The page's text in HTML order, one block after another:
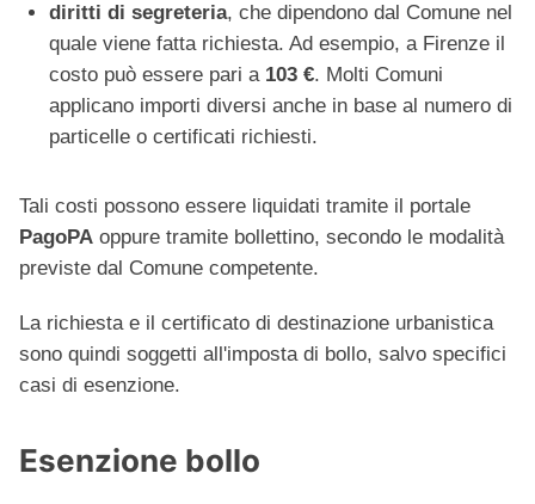
diritti di segreteria, che dipendono dal Comune nel
quale viene fatta richiesta. Ad esempio, a Firenze il
costo può essere pari a 103 €. Molti Comuni
applicano importi diversi anche in base al numero di
particelle o certificati richiesti.
Tali costi possono essere liquidati tramite il portale
PagoPA oppure tramite bollettino, secondo le modalità
previste dal Comune competente.
La richiesta e il certificato di destinazione urbanistica
sono quindi soggetti all'imposta di bollo, salvo specifici
casi di esenzione.
Esenzione bollo